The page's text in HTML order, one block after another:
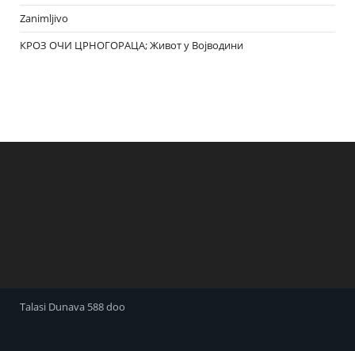
Zanimljivo
КРОЗ ОЧИ ЦРНОГОРАЦА; Живот у Војводини
Talasi Dunava 588 doo